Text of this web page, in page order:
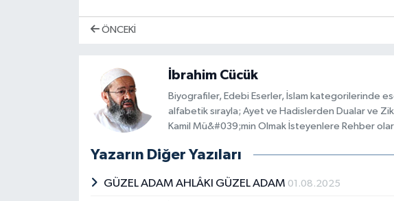
ÖNCEKI
İbrahim Cücük
Biyografiler, Edebi Eserler, İslam kategorilerinde
alfabetik sırayla; Ayet ve Hadislerden Dualar ve
Kamil Mü&#039;min Olmak İsteyenlere Rehber
Yazarın Diğer Yazıları
GÜZEL ADAM AHLÂKI GÜZEL ADAM 01.08.2025